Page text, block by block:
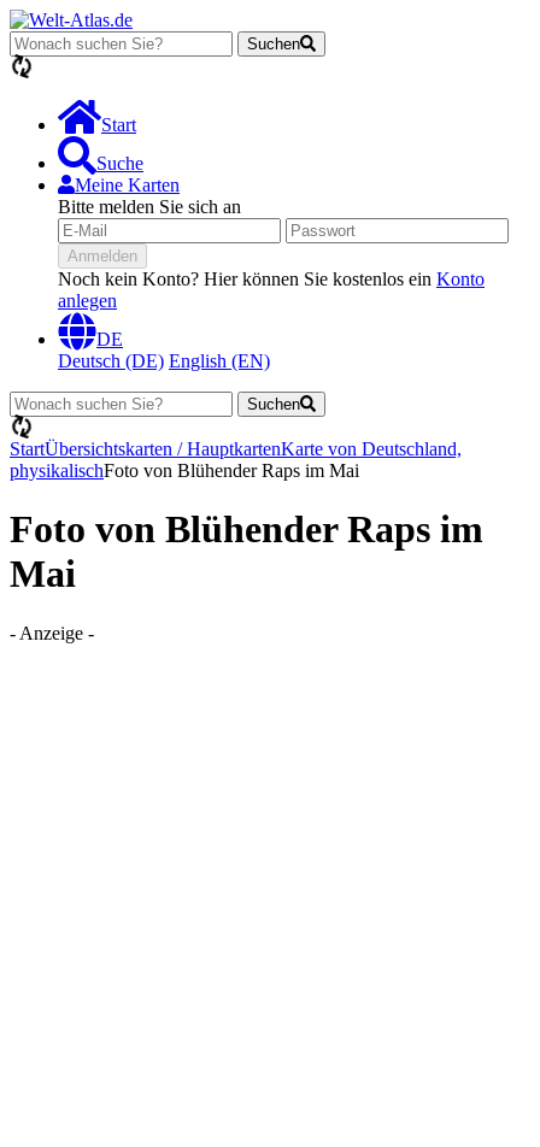
Suchen
Start
Suche
Meine Karten
Bitte melden Sie sich an
Anmelden
Noch kein Konto? Hier können Sie kostenlos ein Konto
anlegen
DE
Deutsch (DE) English (EN)
Suchen
StartÜbersichtskarten / HauptkartenKarte von Deutschland,
physikalischFoto von Blühender Raps im Mai
Foto von Blühender Raps im
Mai
- Anzeige -